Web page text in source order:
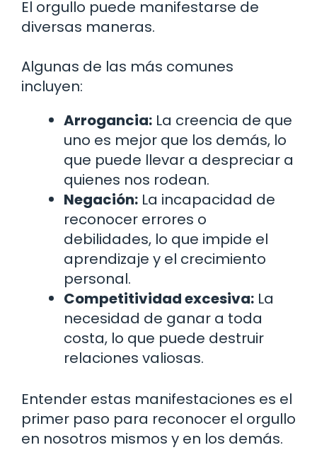
El orgullo puede manifestarse de
diversas maneras.
Algunas de las más comunes
incluyen:
Arrogancia: La creencia de que
uno es mejor que los demás, lo
que puede llevar a despreciar a
quienes nos rodean.
Negación: La incapacidad de
reconocer errores o
debilidades, lo que impide el
aprendizaje y el crecimiento
personal.
Competitividad excesiva: La
necesidad de ganar a toda
costa, lo que puede destruir
relaciones valiosas.
Entender estas manifestaciones es el
primer paso para reconocer el orgullo
en nosotros mismos y en los demás.